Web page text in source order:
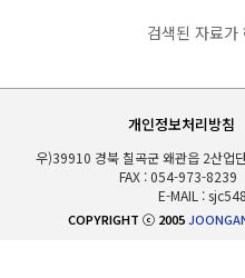
검색된 자료가
개인정보처리방침
우)39910 경북 칠곡군 왜관읍 2산업
FAX : 054-973-8239
E-MAIL :
COPYRIGHT ⓒ 2005